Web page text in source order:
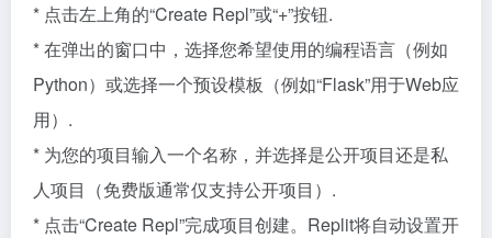
* 点击左上角的“Create Repl”或“+”按钮.
* 在弹出的窗口中，选择您希望使用的编程语言（例如
Python）或选择一个预设模板（例如“Flask”用于Web应
用）.
* 为您的项目输入一个名称，并选择是公开项目还是私
人项目（免费版通常仅支持公开项目）.
* 点击“Create Repl”完成项目创建。Replit将自动设置开